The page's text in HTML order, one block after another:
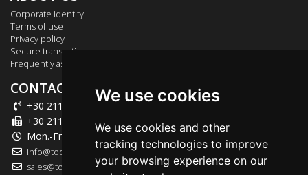
Corporate identity
Terms of use
Privacy policy
Secure transactions
Frequently asked questions
CONTACT US
+30 211 012 2003
+30 211 012 2004
Mon.-Fri.: 09:00-18:00
info@tool-market.gr
sales@tool-market.gr
We use cookies
We use cookies and other
tracking technologies to improve
your browsing experience on our